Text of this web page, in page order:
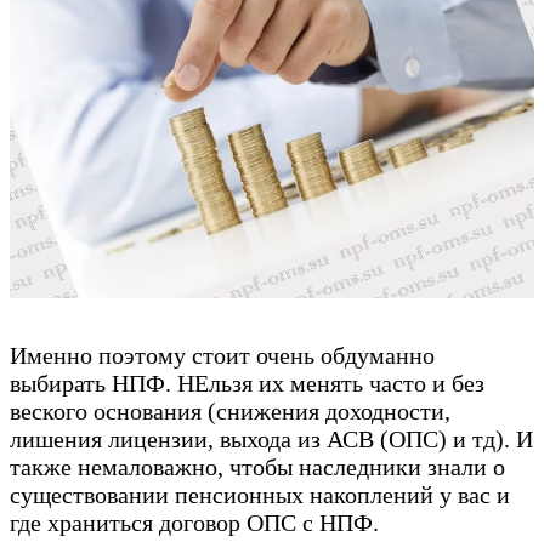
Именно поэтому стоит очень обдуманно
выбирать НПФ. НЕльзя их менять часто и без
веского основания (снижения доходности,
лишения лицензии, выхода из АСВ (ОПС) и тд). И
также немаловажно, чтобы наследники знали о
существовании пенсионных накоплений у вас и
где храниться договор ОПС с НПФ.